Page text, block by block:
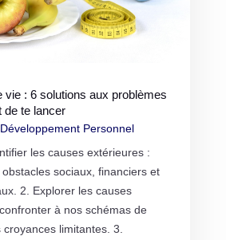
vie : 6 solutions aux problèmes
de te lancer
Développement Personnel
les causes extérieures :
sociaux, financiers et
2. Explorer les causes
à nos schémas de
croyances limitantes. 3.